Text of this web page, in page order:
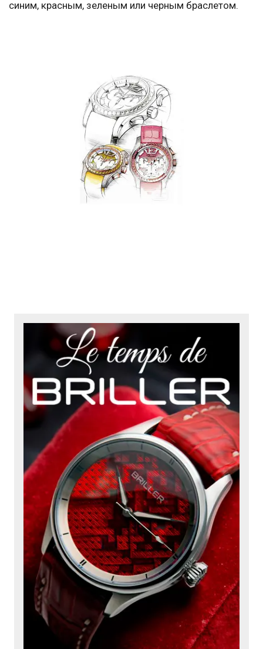
синим, красным, зеленым или черным браслетом.